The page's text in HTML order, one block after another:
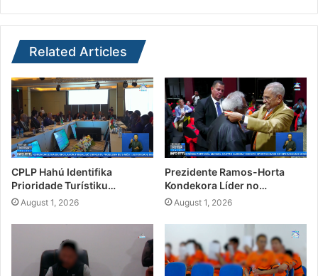
Related Articles
CPLP Hahú Identifika
Prioridade Turístiku…
August 1, 2026
Prezidente Ramos-Horta
Kondekora Líder no…
August 1, 2026